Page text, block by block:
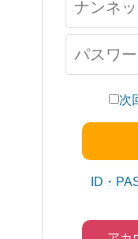
次
ID・